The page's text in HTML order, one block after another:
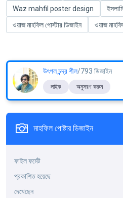
Waz mahfil poster design
ওয়াজ মাহফিল পোস্টার ডিজাইন
ওয়াজ
উৎপল চন্দ্র শীল/793 ডিজাইন
লাইক অনুসরণ করুন
মাহফিল পোষ্টার ডিজাইন
ফাইল ফর্মেট
প্রকাশিত হয়েছে
দেখেছেন